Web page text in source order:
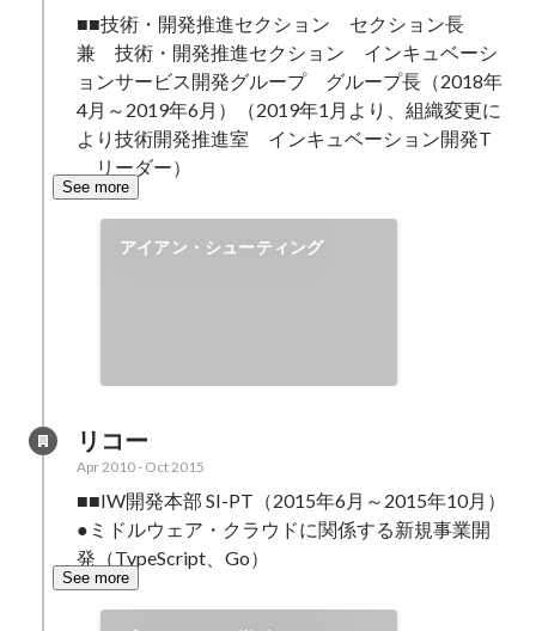
■■技術・開発推進セクション　セクション長
兼　技術・開発推進セクション　インキュベーシ
ョンサービス開発グループ　グループ長（2018年
4月～2019年6月）（2019年1月より、組織変更に
より技術開発推進室　インキュベーション開発T
リーダー）
See more
アイアン・シューティング
リコー
Apr 2010- Oct 2015
■■IW開発本部 SI-PT（2015年6月～2015年10月）
●ミドルウェア・クラウドに関係する新規事業開
発（TypeScript、Go）
See more